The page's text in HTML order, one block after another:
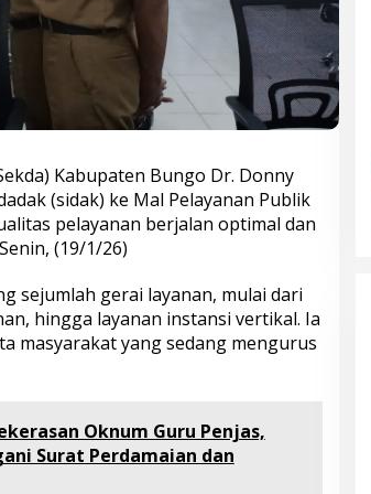
Kabupaten Bungo Dr. Donny
(sidak) ke Mal Pelayanan Publik
pelayanan berjalan optimal dan
(19/1/26)
sejumlah gerai layanan, mulai dari
hingga layanan instansi vertikal. Ia
masyarakat yang sedang mengurus
Oknum Guru Penjas,
Surat Perdamaian dan
Bupati Bungo Pimpin Apel